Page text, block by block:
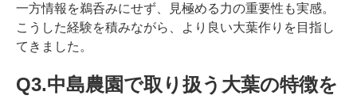
一方情報を鵜呑みにせず、見極める力の重要性も実感。
こうした経験を積みながら、より良い大葉作りを目指し
てきました。
Q3.中島農園で取り扱う大葉の特徴を